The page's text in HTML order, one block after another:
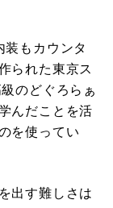
もカウンタ
られた東京ス
のどぐろらぁ
んだことを活
を使ってい
出す難しさは